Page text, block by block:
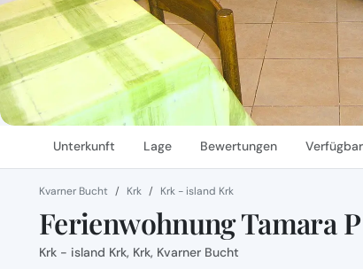
Unterkunft Lage Bewertungen
Kvarner Bucht Krk Krk - island Krk
Ferienwohnung Tamara
Krk - island Krk, Krk, Kvarner Bucht